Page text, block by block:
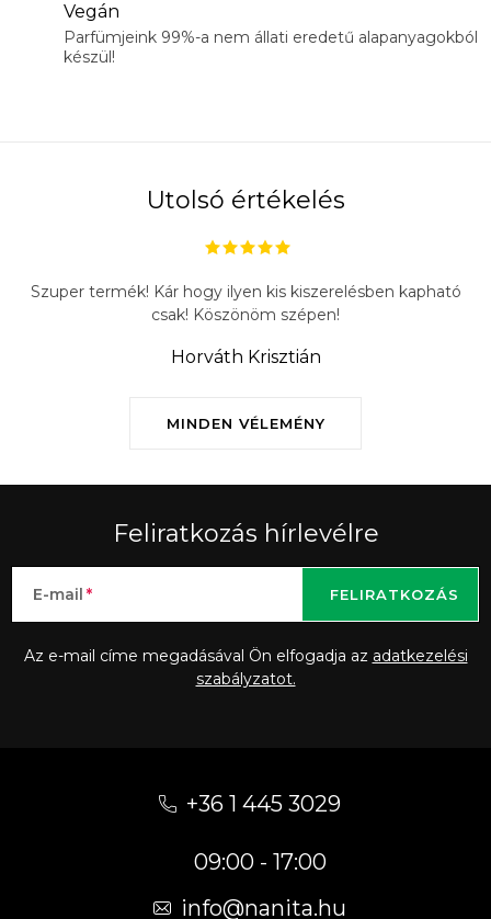
Vegán
Parfümjeink 99%-a nem állati eredetű alapanyagokból
készül!
Utolsó értékelés
MINDEN VÉLEMÉNY
Szuper termék! Kár hogy ilyen kis kiszerelésben kapható
csak! Köszönöm szépen!
Horváth Krisztián
Feliratkozás hírlevélre
E-mail
Az e-mail címe megadásával Ön elfogadja az adatkezelési
szabályzatot.
FELIRATKOZÁS
+36 1 445 3029
09:00 - 17:00
info@nanita.hu